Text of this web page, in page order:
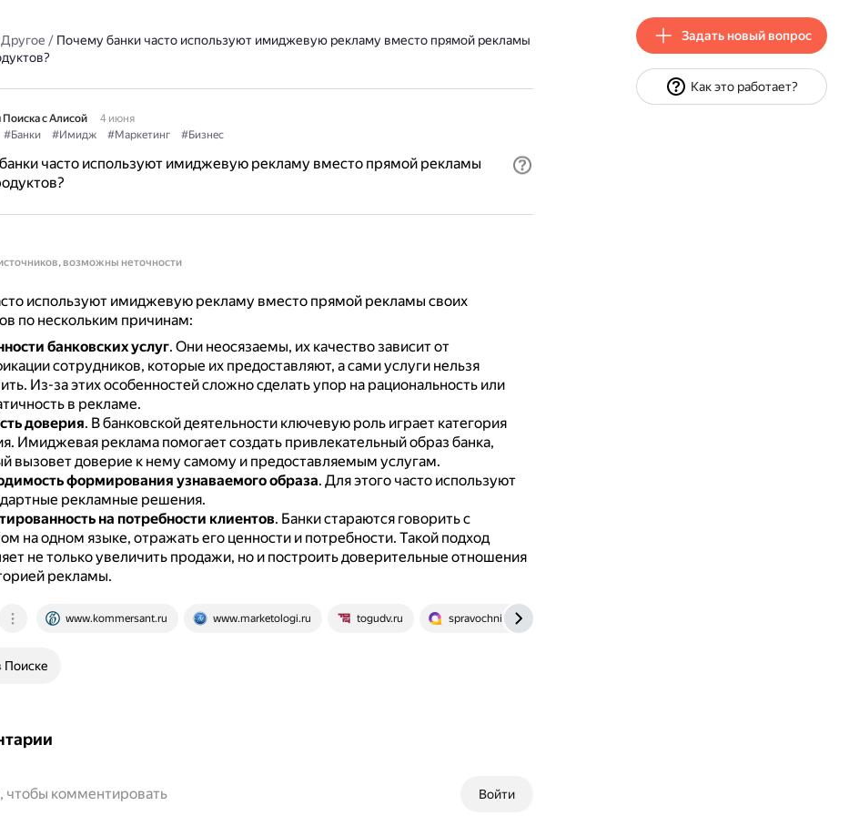
Другое / Почему банки часто используют имиджевую рекламу вместо прямой рекламы
Поиска с Алисой
4 июня
#Банки #Имидж #Маркетинг #Бизнес
часто используют имиджевую рекламу вместо прямой рекламы
возможны неточности
используют имиджевую рекламу вместо прямой рекламы своих
по нескольким причинам:
банковских услуг. Они неосязаемы, их качество зависит от
сотрудников, которые их предоставляют, а сами услуги нельзя
Из-за этих особенностей сложно сделать упор на рациональность или
в рекламе.
доверия. В банковской деятельности ключевую роль играет категория
Имиджевая реклама помогает создать привлекательный образ банка,
вызовет доверие к нему самому и предоставляемым услугам.
формирования узнаваемого образа. Для этого часто используют
рекламные решения.
на потребности клиентов. Банки стараются говорить с
на одном языке, отражать его ценности и потребности. Такой подход
не только увеличить продажи, но и построить доверительные отношения
рекламы.
www.kommersant.ru www.marketologi.ru togudv.ru spravochnick.ru
Поиске
Войти
чтобы комментировать
Задать новый вопрос
Как это работает?